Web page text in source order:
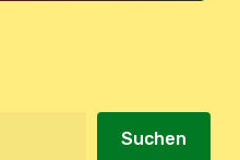
Suchen